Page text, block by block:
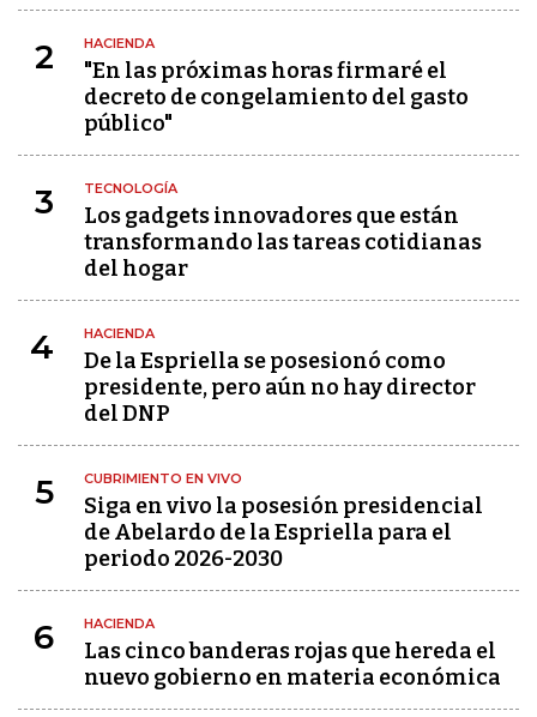
2 HACIENDA
"En las próximas horas firmaré el
decreto de congelamiento del gasto
público"
3 TECNOLOGÍA
Los gadgets innovadores que están
transformando las tareas cotidianas
del hogar
4 HACIENDA
De la Espriella se posesionó como
presidente, pero aún no hay director
del DNP
5 CUBRIMIENTO EN VIVO
Siga en vivo la posesión presidencial
de Abelardo de la Espriella para el
periodo 2026-2030
6 HACIENDA
Las cinco banderas rojas que hereda el
nuevo gobierno en materia económica